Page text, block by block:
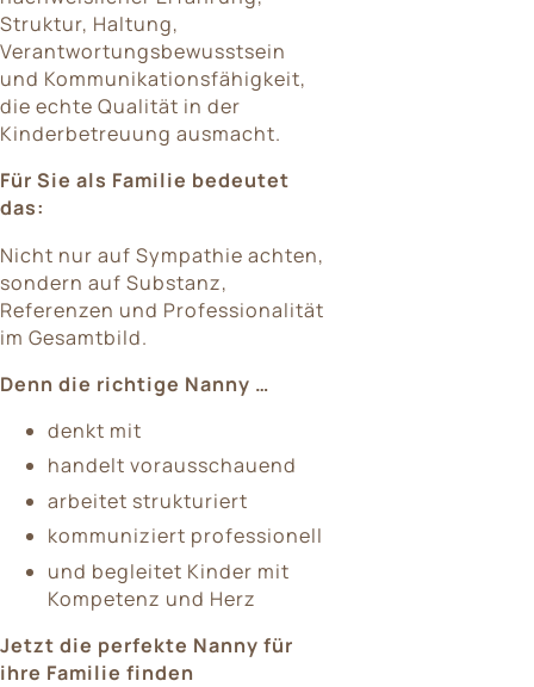
Struktur, Haltung,
Verantwortungsbewusstsein
und Kommunikationsfähigkeit,
die echte Qualität in der
Kinderbetreuung ausmacht.
Für Sie als Familie bedeutet
das:
Nicht nur auf Sympathie achten,
sondern auf Substanz,
Referenzen und Professionalität
im Gesamtbild.
Denn die richtige Nanny …
denkt mit
handelt vorausschauend
arbeitet strukturiert
kommuniziert professionell
und begleitet Kinder mit
Kompetenz und Herz
Jetzt die perfekte Nanny für
ihre Familie finden